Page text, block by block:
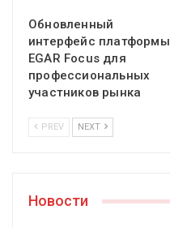
Обновленный
интерфейс платформы
EGAR Focus для
профессиональных
участников рынка
PREV NEXT
Новости